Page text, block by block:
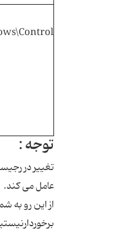
توجه :
تغییر در
عامل می کند.
از این رو به